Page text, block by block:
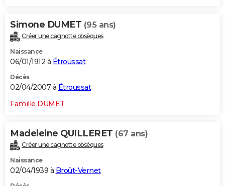
Simone DUMET (95 ans)
Créer une cagnotte obsèques
Naissance
06/01/1912 à Étroussat
Décès
02/04/2007 à Étroussat
Famille DUMET
Madeleine QUILLERET (67 ans)
Créer une cagnotte obsèques
Naissance
02/04/1939 à Broût-Vernet